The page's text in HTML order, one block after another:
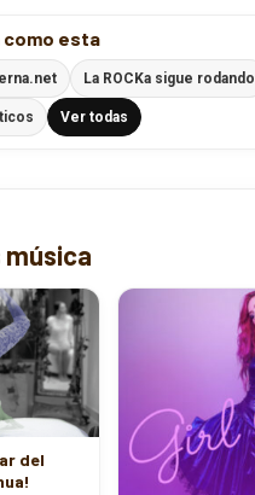
como esta
La ROCKa sigue rodando
Ver todas
música
del